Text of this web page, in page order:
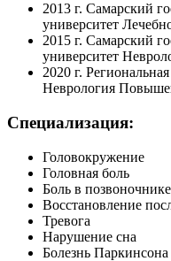
2013 г. Самарский
университет
2015 г. Самарский
университет
2020 г.
Неврология
Специализация:
Головокружение
Головная боль
Боль в позвоночнике
Восстановление
Тревога
Нарушение сна
Болезнь Паркинсона